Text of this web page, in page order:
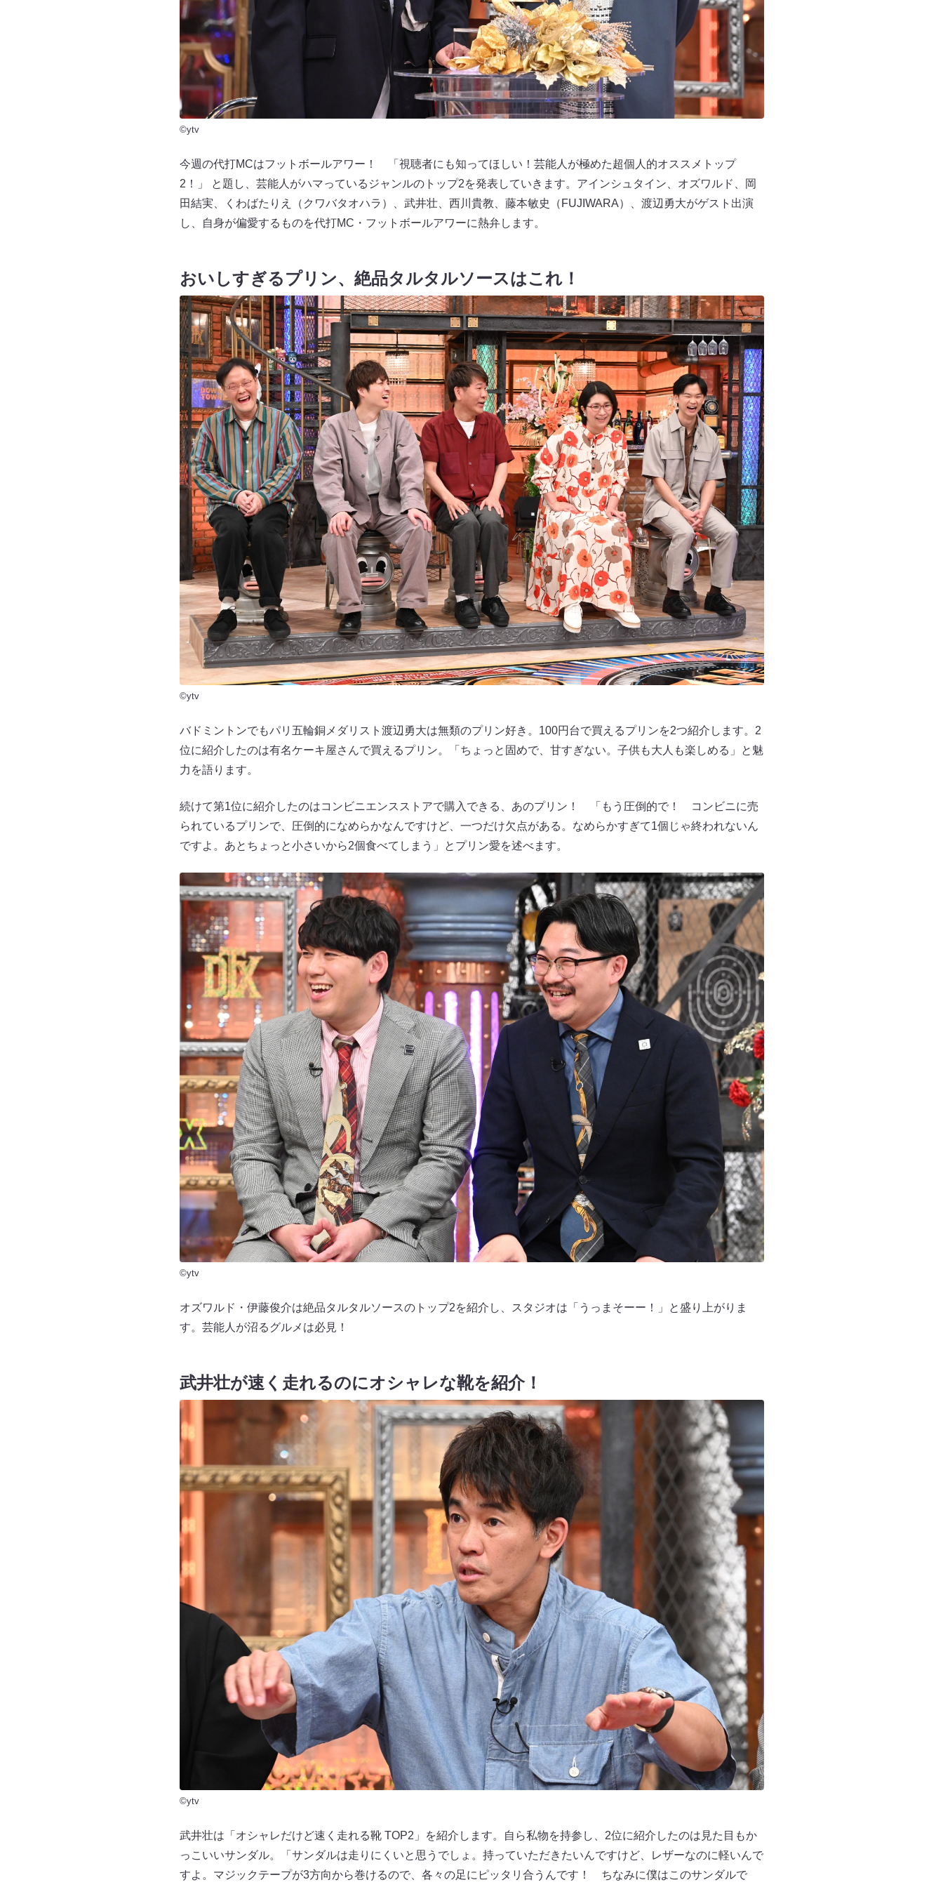
©ytv
今週の代打MCはフットボールアワー！ 「視聴者にも知ってほしい！芸能人が極めた超個人的オススメトップ
2！」 と題し、芸能人がハマっているジャンルのトップ2を発表していきます。アインシュタイン、オズワルド、岡
田結実、くわばたりえ（クワバタオハラ）、武井壮、西川貴教、藤本敏史（FUJIWARA）、渡辺勇大がゲスト出演
し、自身が偏愛するものを代打MC・フットボールアワーに熱弁します。
おいしすぎるプリン、絶品タルタルソースはこれ！
©ytv
バドミントンでもパリ五輪銅メダリスト渡辺勇大は無類のプリン好き。100円台で買えるプリンを2つ紹介します。2
位に紹介したのは有名ケーキ屋さんで買えるプリン。「ちょっと固めで、甘すぎない。子供も大人も楽しめる」と魅
力を語ります。
続けて第1位に紹介したのはコンビニエンスストアで購入できる、あのプリン！ 「もう圧倒的で！ コンビニに売
られているプリンで、圧倒的になめらかなんですけど、一つだけ欠点がある。なめらかすぎて1個じゃ終われないん
ですよ。あとちょっと小さいから2個食べてしまう」とプリン愛を述べます。
©ytv
オズワルド・伊藤俊介は絶品タルタルソースのトップ2を紹介し、スタジオは「うっまそーー！」と盛り上がりま
す。芸能人が沼るグルメは必見！
武井壮が速く走れるのにオシャレな靴を紹介！
©ytv
武井壮は「オシャレだけど速く走れる靴 TOP2」を紹介します。自ら私物を持参し、2位に紹介したのは見た目もか
っこいいサンダル。「サンダルは走りにくいと思うでしょ。持っていただきたいんですけど、レザーなのに軽いんで
すよ。マジックテープが3方向から巻けるので、各々の足にピッタリ合うんです！ ちなみに僕はこのサンダルで